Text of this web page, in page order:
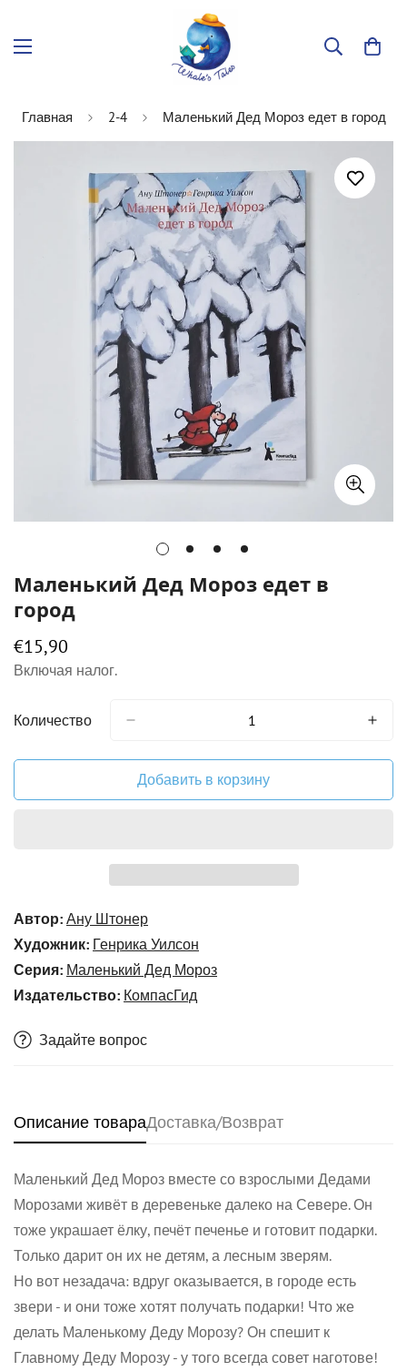
Главная 2-4 Маленький Дед Мороз едет в город
Маленький Дед Мороз едет в
город
Обычная
цена
€15,90
Включая налог.
Количество
Добавить в корзину
Автор: Ану Штонер
Художник: Генрика Уилсон
Серия: Маленький Дед Мороз
Издательство: КомпасГид
Задайте вопрос
Описание товараДоставка/Возврат
Маленький Дед Мороз вместе со взрослыми Дедами
Морозами живёт в деревеньке далеко на Севере. Он
тоже украшает ёлку, печёт печенье и готовит подарки.
Только дарит он их не детям, а лесным зверям.
Но вот незадача: вдруг оказывается, в городе есть
звери - и они тоже хотят получать подарки! Что же
делать Маленькому Деду Морозу? Он спешит к
Главному Деду Морозу - у того всегда совет наготове!